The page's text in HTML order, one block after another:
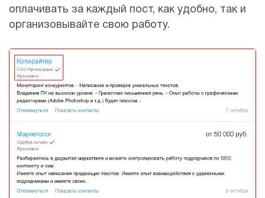
оплачивать за каждый пост, как удобно, так и
организовывайте свою работу.